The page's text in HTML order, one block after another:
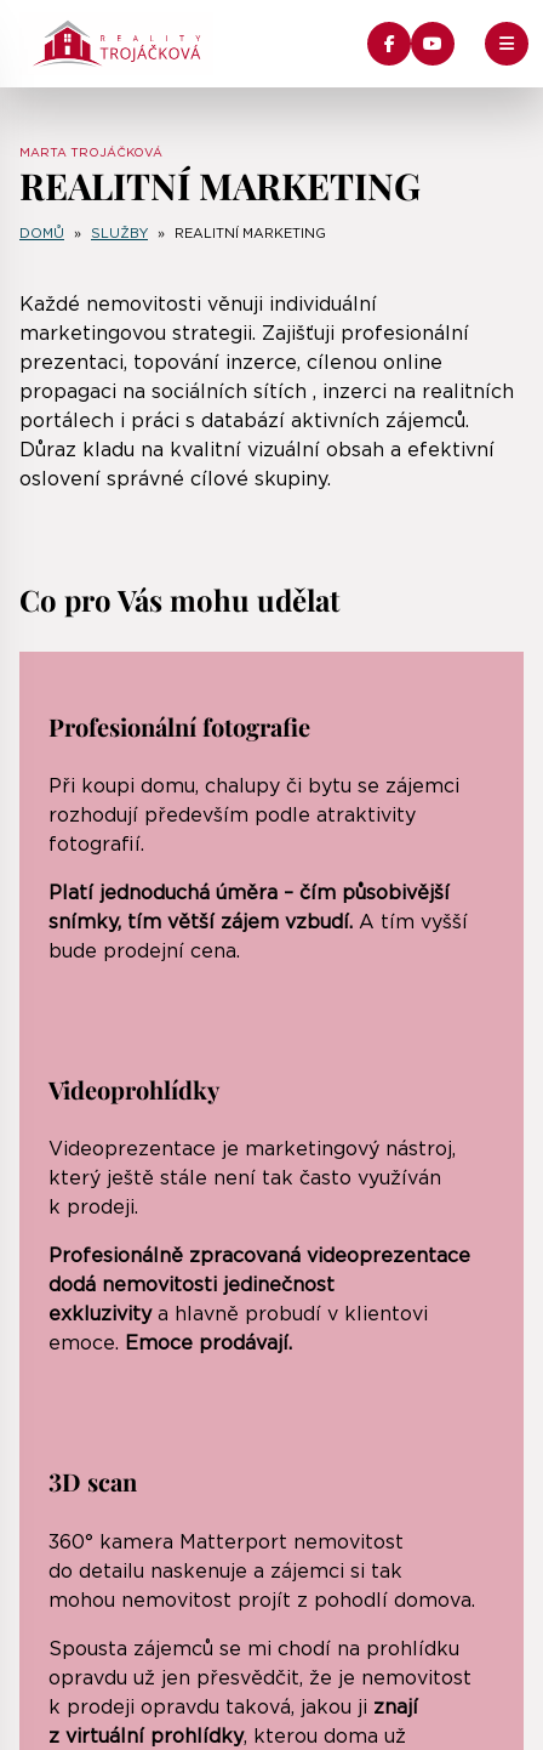
MARTA TROJÁČKOVÁ
REALITNÍ MARKETING
DOMŮ » SLUŽBY » REALITNÍ MARKETING
Každé nemovitosti věnuji individuální
marketingovou strategii. Zajišťuji profesionální
prezentaci, topování inzerce, cílenou online
propagaci na sociálních sítích , inzerci na realitních
portálech i práci s databází aktivních zájemců.
Důraz kladu na kvalitní vizuální obsah a efektivní
oslovení správné cílové skupiny.
Co pro Vás mohu udělat
Profesionální fotografie
Při koupi domu, chalupy či bytu se zájemci
rozhodují především podle atraktivity
fotografií.
Platí jednoduchá úměra – čím působivější
snímky, tím větší zájem vzbudí. A tím vyšší
bude prodejní cena.
Videoprohlídky
Videoprezentace je marketingový nástroj,
který ještě stále není tak často využíván
k prodeji.
Profesionálně zpracovaná videoprezentace
dodá nemovitosti jedinečnost
exkluzivitya hlavně probudí v klientovi
emoce. Emoce prodávají.
3D scan
360° kamera Matterport ne­movitost
do detailu naskenuje a zájemci si tak
mohou nemovitost projít z pohodlí domova.​
Spousta zájemců se mi chodí na prohlídku
opravdu už jen přesvědčit, že je nemovitost
k prodeji opravdu taková, jakou ji znají
z virtuální prohlídky, kterou doma už